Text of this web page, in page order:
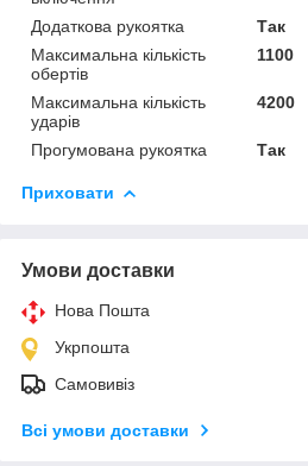
Додаткова рукоятка
Так
Максимальна кількість
обертів
1100
Максимальна кількість
ударів
4200
Прогумована рукоятка Так
Приховати
Умови доставки
Нова Пошта
Укрпошта
Самовивіз
Всі умови доставки